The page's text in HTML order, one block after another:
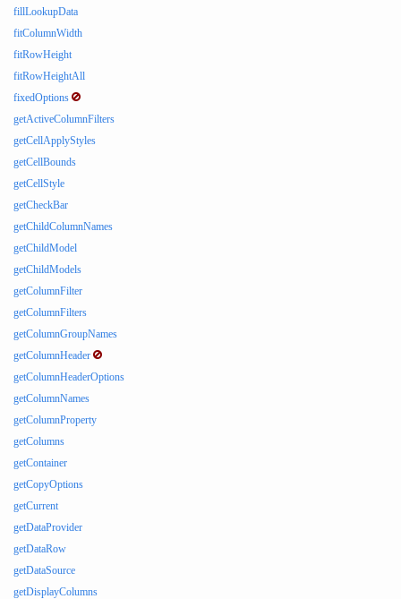
fillLookupData
fitColumnWidth
fitRowHeight
fitRowHeightAll
fixedOptions
getActiveColumnFilters
getCellApplyStyles
getCellBounds
getCellStyle
getCheckBar
getChildColumnNames
getChildModel
getChildModels
getColumnFilter
getColumnFilters
getColumnGroupNames
getColumnHeader
getColumnHeaderOptions
getColumnNames
getColumnProperty
getColumns
getContainer
getCopyOptions
getCurrent
getDataProvider
getDataRow
getDataSource
getDisplayColumns